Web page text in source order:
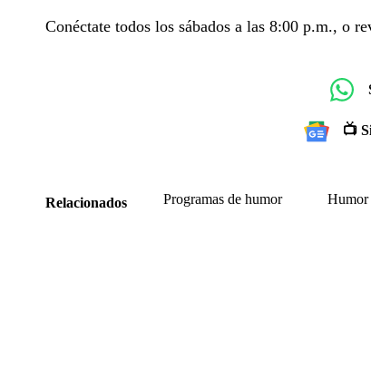
Conéctate todos los sábados a las 8:00 p.m., o
📺
Relacionados Programas de humor Humor